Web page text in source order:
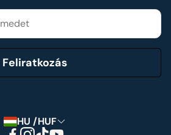
Feliratkozás
HU /HUF